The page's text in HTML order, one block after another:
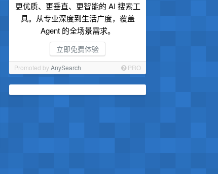
更优质、更垂直、更智能的 AI 搜索工
具。从专业深度到生活广度，覆盖
Agent 的全场景需求。
立即免费体验
Promoted byAnySearch PRO